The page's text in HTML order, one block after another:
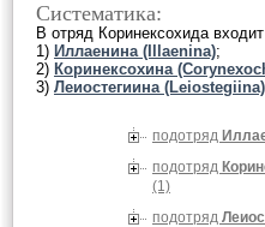
Систематика:
В отряд Коринексохида
1) Иллаенина (Illaenina);
2) Коринексохина
3) Леиостегиина (Leiostegiina)
подотряд
подотряд
(1)
подотряд